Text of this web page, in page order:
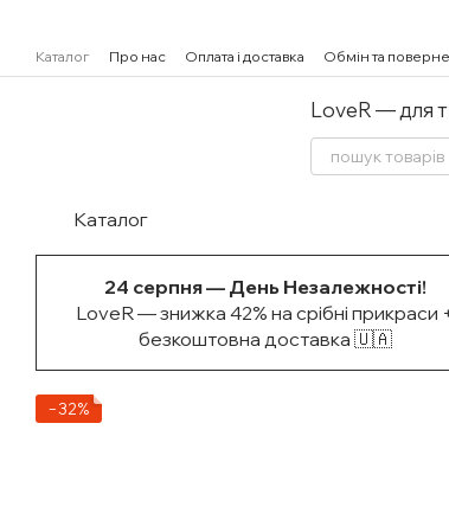
Каталог Про нас Оплата і доставка Обмін та
LoveR — для
Каталог
24 серпня — День Незалежності!
LoveR — знижка 42% на срібні прикраси
безкоштовна доставка 🇺🇦
−32%